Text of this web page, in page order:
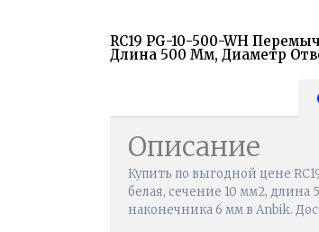
RC19 PG-10-500-WH
Длина 500 Мм, Диаметр
Описание
Купить по выгодной цене
белая, сечение 10 мм2, длина
наконечника 6 мм в Anbik.